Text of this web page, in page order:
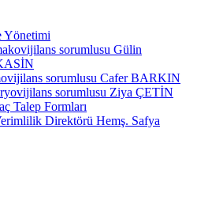
Yönetimi
sorumlusu Gülin
sorumlusu Cafer BARKIN
sorumlusu Ziya ÇETİN
Talep Formları
Direktörü Hemş. Safya